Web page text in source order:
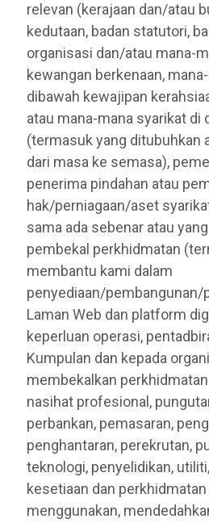
relevan (kerajaan dan/atau
kedutaan, badan statutori,
organisasi dan/atau mana-
kewangan berkenaan,
dibawah kewajipan
atau mana-mana syarikat di
(termasuk yang ditubuhkan
dari masa ke semasa),
penerima pindahan atau
hak/perniagaan/aset
sama ada sebenar atau
pembekal perkhidmatan
membantu kami dalam
penyediaan/pembangunan/
Laman Web dan platform
keperluan operasi,
Kumpulan dan kepada
membekalkan
nasihat profesional,
perbankan, pemasaran,
penghantaran, perekrutan,
teknologi, penyelidikan,
kesetiaan dan
menggunakan,